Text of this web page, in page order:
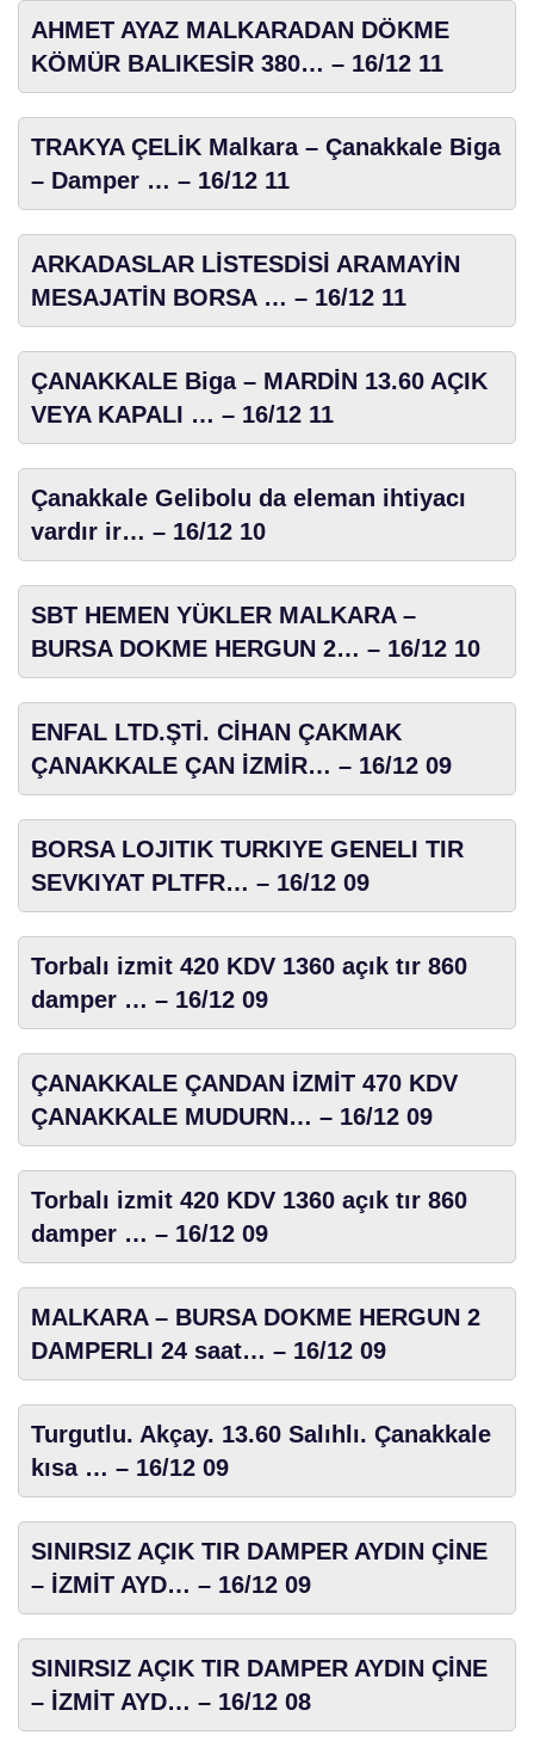
AHMET AYAZ MALKARADAN DÖKME
KÖMÜR BALIKESİR 380… – 16/12 11
TRAKYA ÇELİK Malkara – Çanakkale Biga
– Damper … – 16/12 11
ARKADASLAR LİSTESDİSİ ARAMAYİN
MESAJATİN BORSA … – 16/12 11
ÇANAKKALE Biga – MARDİN 13.60 AÇIK
VEYA KAPALI … – 16/12 11
Çanakkale Gelibolu da eleman ihtiyacı
vardır ir… – 16/12 10
SBT HEMEN YÜKLER MALKARA –
BURSA DOKME HERGUN 2… – 16/12 10
ENFAL LTD.ŞTİ. CİHAN ÇAKMAK
ÇANAKKALE ÇAN İZMİR… – 16/12 09
BORSA LOJITIK TURKIYE GENELI TIR
SEVKIYAT PLTFR… – 16/12 09
Torbalı izmit 420 KDV 1360 açık tır 860
damper … – 16/12 09
ÇANAKKALE ÇANDAN İZMİT 470 KDV
ÇANAKKALE MUDURN… – 16/12 09
Torbalı izmit 420 KDV 1360 açık tır 860
damper … – 16/12 09
MALKARA – BURSA DOKME HERGUN 2
DAMPERLI 24 saat… – 16/12 09
Turgutlu. Akçay. 13.60 Salıhlı. Çanakkale
kısa … – 16/12 09
SINIRSIZ AÇIK TIR DAMPER AYDIN ÇİNE
– İZMİT AYD… – 16/12 09
SINIRSIZ AÇIK TIR DAMPER AYDIN ÇİNE
– İZMİT AYD… – 16/12 08